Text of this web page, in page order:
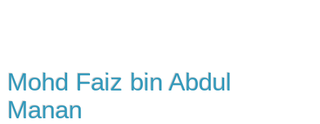
Mohd Faiz bin Abdul
Manan